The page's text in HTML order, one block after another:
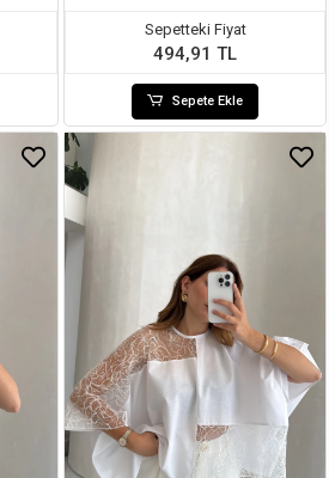
Sepetteki Fiyat
494,91 TL
Sepete Ekle